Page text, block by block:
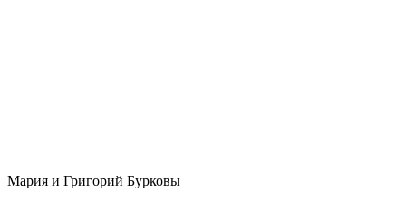
Мария и Григорий Бурковы